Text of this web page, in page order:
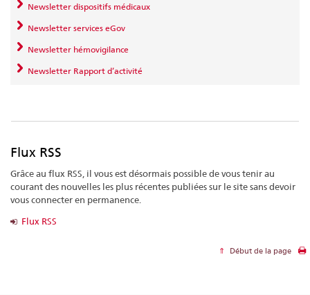
Newsletter dispositifs médicaux
Newsletter services eGov
Newsletter hémovigilance
Newsletter Rapport d’activité
Flux RSS
Grâce au flux RSS, il vous est désormais possible de vous tenir au
courant des nouvelles les plus récentes publiées sur le site sans devoir
vous connecter en permanence.
Flux RSS
Début de la page